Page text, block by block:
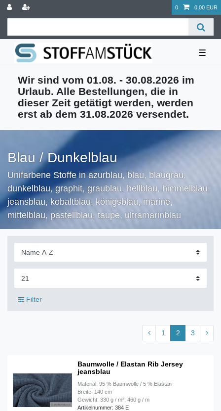
0 0,00 EUR
☰
Wir sind vom 01.08. - 30.08.2026 im
Urlaub. Alle Bestellungen, die in
dieser Zeit getätigt werden, werden
erst ab dem 31.08.2026 versendet.
Blau / Dunkelblau
Unifarbene Stoffe in azurblau, blau, blaugrau,
dunkelblau, graphit, graublau, hellblau, himmelblau,
jeansblau, kobaltblau, königsblau, marine,
mittelblau, pastellblau, taupe, ultramarinblau
Filter
1 2 3
Baumwolle / Elastan Rib Jersey
jeansblau
Material: 95 % Baumwolle / 5 % Elastan
Breite: 140 cm
Gewicht: 330 g / m²; 460 g / m
Artikelnummer: 384 E